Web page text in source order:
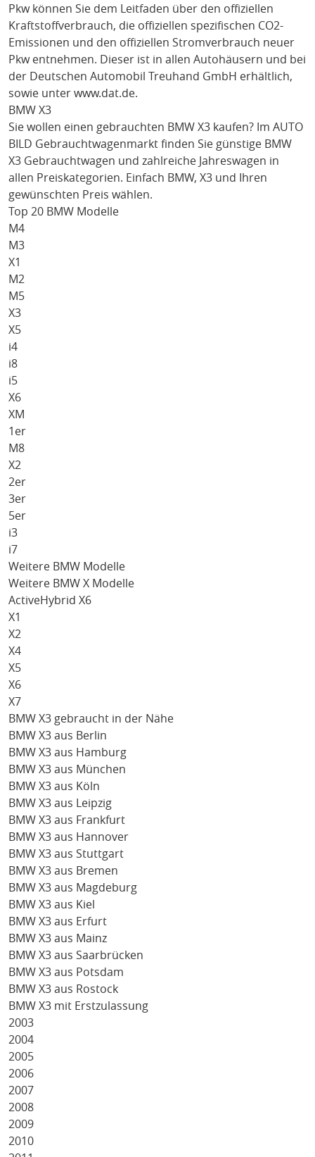
Pkw können Sie dem Leitfaden über den offiziellen
Kraftstoffverbrauch, die offiziellen spezifischen CO2-
Emissionen und den offiziellen Stromverbrauch neuer
Pkw entnehmen. Dieser ist in allen Autohäusern und bei
der Deutschen Automobil Treuhand GmbH erhältlich,
sowie unter www.dat.de.
BMW X3
Sie wollen einen gebrauchten BMW X3 kaufen? Im AUTO
BILD Gebrauchtwagenmarkt finden Sie günstige BMW
X3 Gebrauchtwagen und zahlreiche Jahreswagen in
allen Preiskategorien. Einfach BMW, X3 und Ihren
gewünschten Preis wählen.
Top 20 BMW Modelle
M4
M3
X1
M2
M5
X3
X5
i4
i8
i5
X6
XM
1er
M8
X2
2er
3er
5er
i3
i7
Weitere BMW Modelle
Weitere BMW X Modelle
ActiveHybrid X6
X1
X2
X4
X5
X6
X7
BMW X3 gebraucht in der Nähe
BMW X3 aus Berlin
BMW X3 aus Hamburg
BMW X3 aus München
BMW X3 aus Köln
BMW X3 aus Leipzig
BMW X3 aus Frankfurt
BMW X3 aus Hannover
BMW X3 aus Stuttgart
BMW X3 aus Bremen
BMW X3 aus Magdeburg
BMW X3 aus Kiel
BMW X3 aus Erfurt
BMW X3 aus Mainz
BMW X3 aus Saarbrücken
BMW X3 aus Potsdam
BMW X3 aus Rostock
BMW X3 mit Erstzulassung
2003
2004
2005
2006
2007
2008
2009
2010